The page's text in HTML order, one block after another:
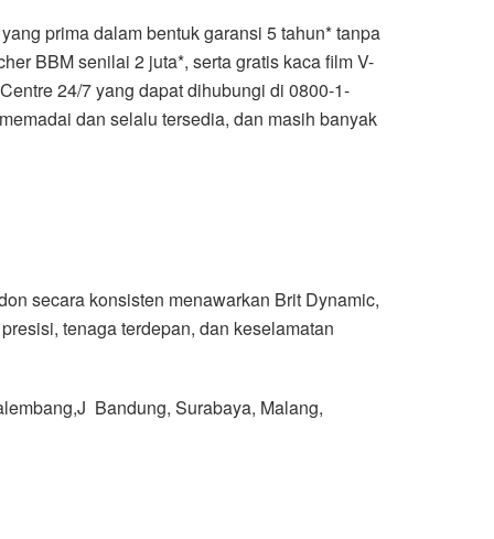
prima dalam bentuk garansi 5 tahun* tanpa
BBM senilai 2 juta*, serta gratis kaca film V-
24/7 yang dapat dihubungi di 0800-1-
dan selalu tersedia, dan masih banyak
secara konsisten menawarkan Brit Dynamic,
tenaga terdepan, dan keselamatan
Bandung, Surabaya, Malang,